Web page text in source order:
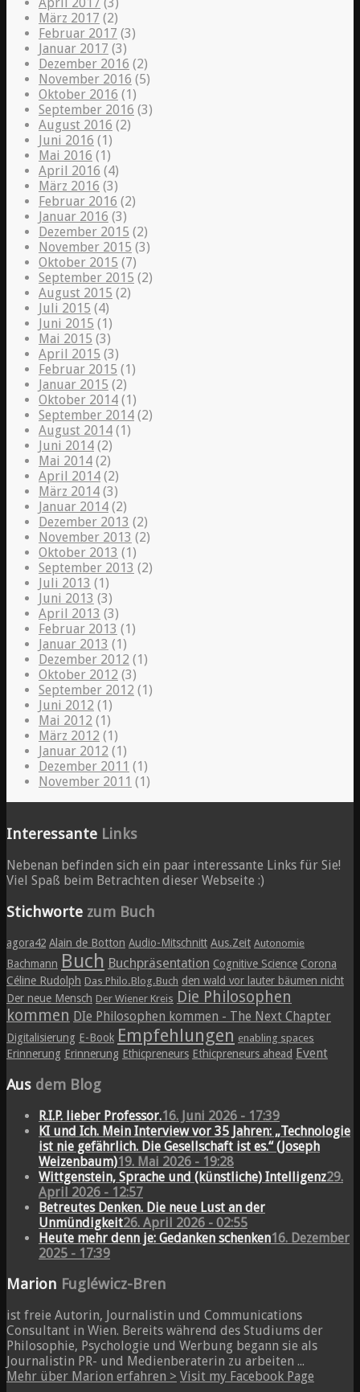
April 2017 (3)
März 2017 (2)
Februar 2017 (3)
Januar 2017 (3)
Dezember 2016 (2)
November 2016 (5)
Oktober 2016 (1)
September 2016 (3)
August 2016 (2)
Juni 2016 (1)
Mai 2016 (1)
April 2016 (4)
März 2016 (3)
Februar 2016 (2)
Januar 2016 (3)
Dezember 2015 (2)
November 2015 (3)
Oktober 2015 (7)
September 2015 (2)
August 2015 (2)
Juli 2015 (4)
Juni 2015 (1)
Mai 2015 (3)
April 2015 (3)
Februar 2015 (1)
Januar 2015 (2)
Oktober 2014 (1)
September 2014 (2)
August 2014 (1)
Juni 2014 (2)
Mai 2014 (2)
April 2014 (2)
März 2014 (3)
Januar 2014 (2)
Dezember 2013 (2)
November 2013 (2)
Oktober 2013 (1)
September 2013 (2)
Juli 2013 (1)
Juni 2013 (3)
April 2013 (3)
Februar 2013 (1)
Januar 2013 (1)
Dezember 2012 (1)
Oktober 2012 (3)
September 2012 (1)
Juni 2012 (1)
Mai 2012 (1)
März 2012 (1)
Januar 2012 (1)
Dezember 2011 (1)
November 2011 (1)
Interessante Links
Nebenan befinden sich ein paar interessante Links für Sie!
Viel Spaß beim Betrachten dieser Webseite :)
Stichworte zum Buch
agora42 Alain de Botton Audio-Mitschnitt Aus.Zeit Autonomie
Bachmann Buch Buchpräsentation Cognitive Science Corona
Céline Rudolph Das Philo.Blog.Buch den wald vor lauter bäumen nicht
Der neue Mensch Der Wiener Kreis Die Philosophen
kommen DIe Philosophen kommen - The Next Chapter
Digitalisierung E-Book Empfehlungen enabling spaces
Erinnerung Erinnerung Ethicpreneurs Ethicpreneurs ahead Event
Aus dem Blog
R.I.P. lieber Professor.16. Juni 2026 - 17:39
KI und Ich. Mein Interview vor 35 Jahren: „Technologie
ist nie gefährlich. Die Gesellschaft ist es.“ (Joseph
Weizenbaum)19. Mai 2026 - 19:28
Wittgenstein, Sprache und (künstliche) Intelligenz29.
April 2026 - 12:57
Betreutes Denken. Die neue Lust an der
Unmündigkeit26. April 2026 - 02:55
Heute mehr denn je: Gedanken schenken16. Dezember
2025 - 17:39
Marion Fugléwicz-Bren
ist freie Autorin, Journalistin und Communications
Consultant in Wien. Bereits während des Studiums der
Philosophie, Psychologie und Werbung begann sie als
Journalistin PR- und Medienberaterin zu arbeiten ...
Mehr über Marion erfahren > Visit my Facebook Page